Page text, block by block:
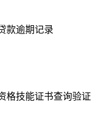
款逾期记录
格技能证书查询验证